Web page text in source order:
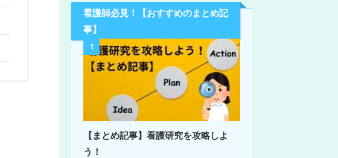
看護師必見！【おすすめのまとめ記
事】
1
【まとめ記事】看護研究を攻略しよ
う！